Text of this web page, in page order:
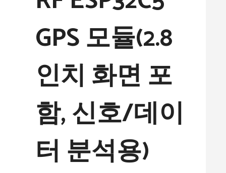
GPS 모듈(2.8
인치 화면 포
함, 신호/데이
터 분석용)​‌